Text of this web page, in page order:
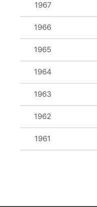
1967
1966
1965
1964
1963
1962
1961